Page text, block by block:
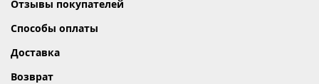
Отзывы покупателей
Способы оплаты
Доставка
Возврат